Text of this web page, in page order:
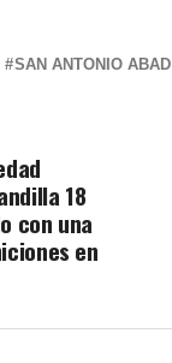
SAN ANTONIO ABAD
18
con una
en